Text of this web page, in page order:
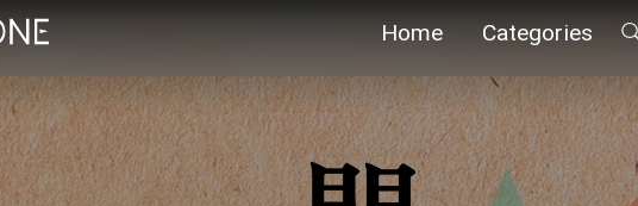
Home Categories